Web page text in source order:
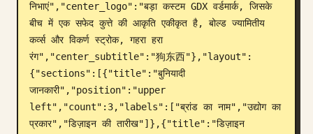
निभाएं","center_logo":"बड़ा कस्टम GDX वर्डमार्क, जिसके
बीच में एक सफेद कुत्ते की आकृति एकीकृत है, बोल्ड ज्यामितीय
कर्व्स और विकर्ण स्ट्रोक, गहरा हरा
रंग","center_subtitle":"狗东西"},"layout":
{"sections":[{"title":"बुनियादी
जानकारी","position":"upper
left","count":3,"labels":["ब्रांड का नाम","उद्योग का
प्रकार","डिज़ाइन की तारीख"]},{"title":"डिज़ाइन